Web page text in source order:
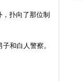
扑向了那位制
和白人警察。